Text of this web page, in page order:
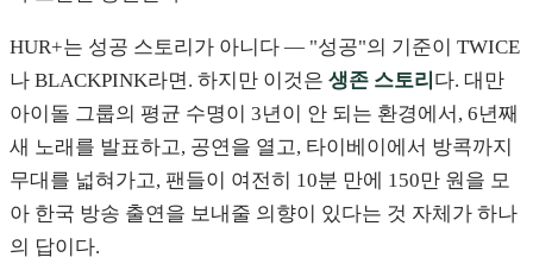
HUR+는 성공 스토리가 아니다 — "성공"의 기준이 TWICE
나 BLACKPINK라면. 하지만 이것은 생존 스토리 다. 대만
아이돌 그룹의 평균 수명이 3년이 안 되는 환경에서, 6년째
새 노래를 발표하고, 공연을 열고, 타이베이에서 방콕까지
무대를 넓혀가고, 팬들이 여전히 10분 만에 150만 원을 모
아 한국 방송 출연을 보내줄 의향이 있다는 것 자체가 하나
의 답이다.